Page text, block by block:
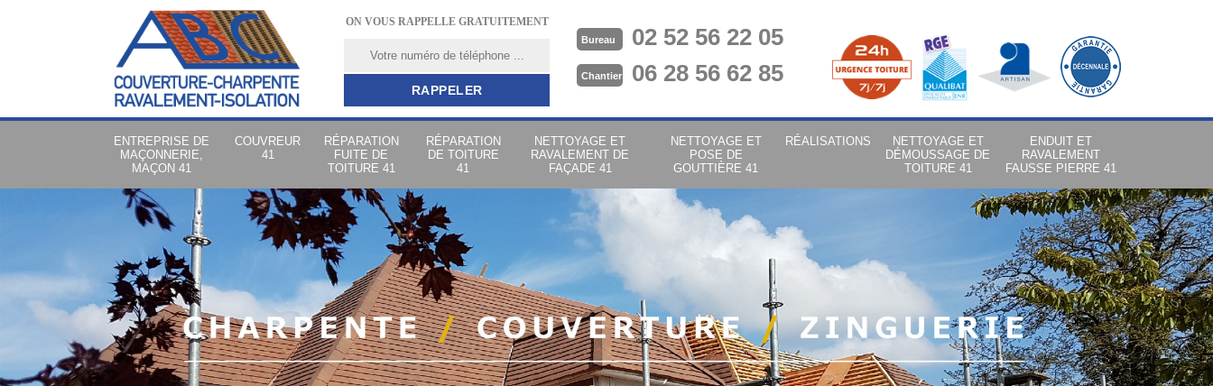
ON VOUS RAPPELLE GRATUITEMENT
Bureau 02 52 56 22 05
Chantier 06 28 56 62 85
ENTREPRISE DE
MAÇONNERIE,
MAÇON 41
COUVREUR
41
RÉPARATION
FUITE DE
TOITURE 41
RÉPARATION
DE TOITURE
41
NETTOYAGE ET
RAVALEMENT DE
FAÇADE 41
NETTOYAGE ET
POSE DE
GOUTTIÈRE 41
RÉALISATIONS
NETTOYAGE ET
DÉMOUSSAGE DE
TOITURE 41
ENDUIT ET
RAVALEMENT
FAUSSE PIERRE 41